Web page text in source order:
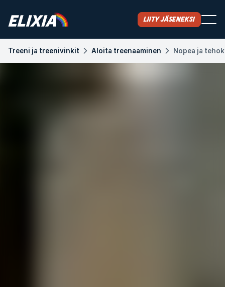
Liity jäseneksi
Treeni ja treenivinkit Aloita treenaaminen Nopea ja